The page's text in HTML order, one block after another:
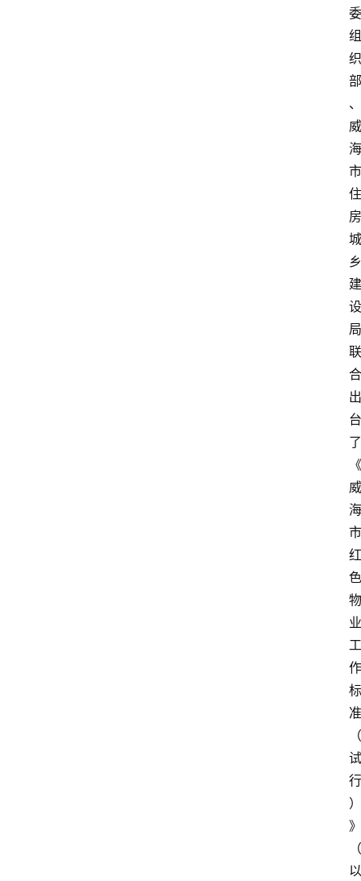
委
组
织
部
、
威
海
市
住
房
城
乡
建
设
局
联
合
出
台
了
《
威
海
市
红
色
物
业
工
作
标
准
（
试
行
）
》
（
以